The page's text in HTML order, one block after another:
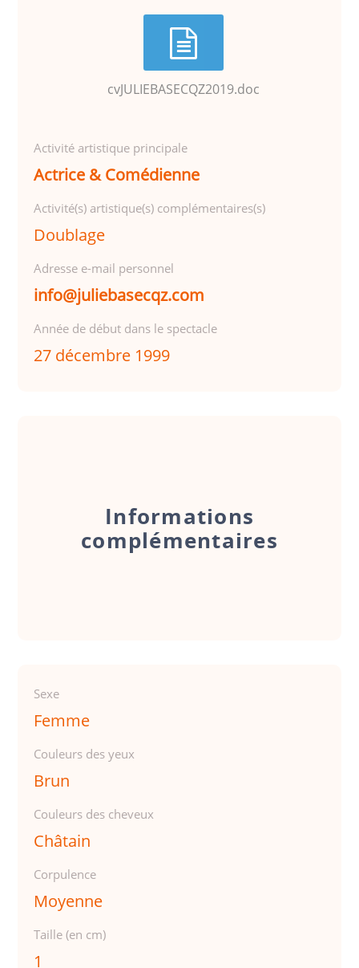
cvJULIEBASECQZ2019.doc
Activité artistique principale
Actrice & Comédienne
Activité(s) artistique(s) complémentaires(s)
Doublage
Adresse e-mail personnel
info@juliebasecqz.com
Année de début dans le spectacle
27 décembre 1999
Informations
complémentaires
Sexe
Femme
Couleurs des yeux
Brun
Couleurs des cheveux
Châtain
Corpulence
Moyenne
Taille (en cm)
1